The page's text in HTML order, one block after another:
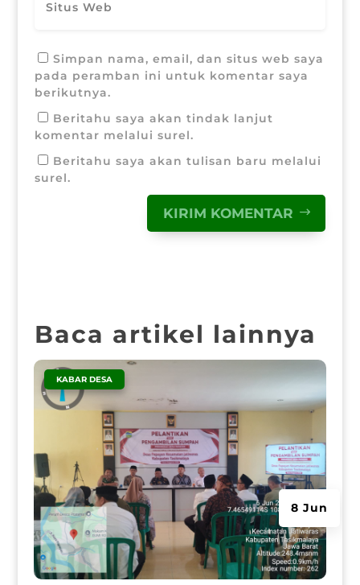
Simpan nama, email, dan situs web saya
pada peramban ini untuk komentar saya
berikutnya.
Beritahu saya akan tindak lanjut
komentar melalui surel.
Beritahu saya akan tulisan baru melalui
surel.
KIRIM KOMENTAR
Baca artikel lainnya
8 Jun
KABAR DESA